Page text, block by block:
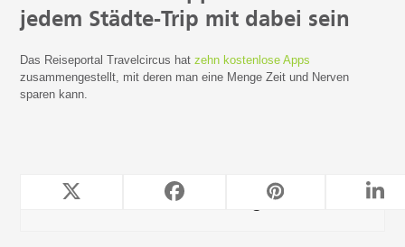
jedem Städte-Trip mit dabei sein
Das Reiseportal Travelcircus hatzehn kostenlose Apps
zusammengestellt, mit deren man eine Menge Zeit und Nerven
sparen kann.
TeleForwarding